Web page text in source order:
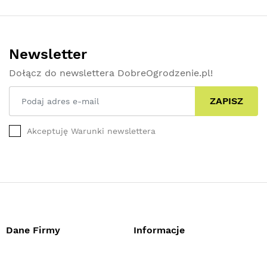
Newsletter
Dołącz do newslettera DobreOgrodzenie.pl!
ZAPISZ
Akceptuję Warunki newslettera
Dane Firmy Informacje